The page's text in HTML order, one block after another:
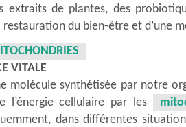
extraits de plantes, des
du bien-être et d’une
VITALE
molécule synthétisée par notre
l’énergie cellulaire par les
dans différentes